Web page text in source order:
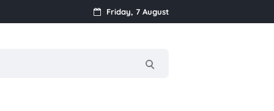
Friday, 7 August